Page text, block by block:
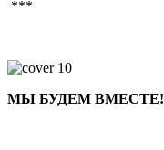
***
МЫ БУДЕМ ВМЕСТЕ!